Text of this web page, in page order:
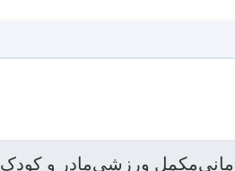
مکمل ورزشیمادر و کودک